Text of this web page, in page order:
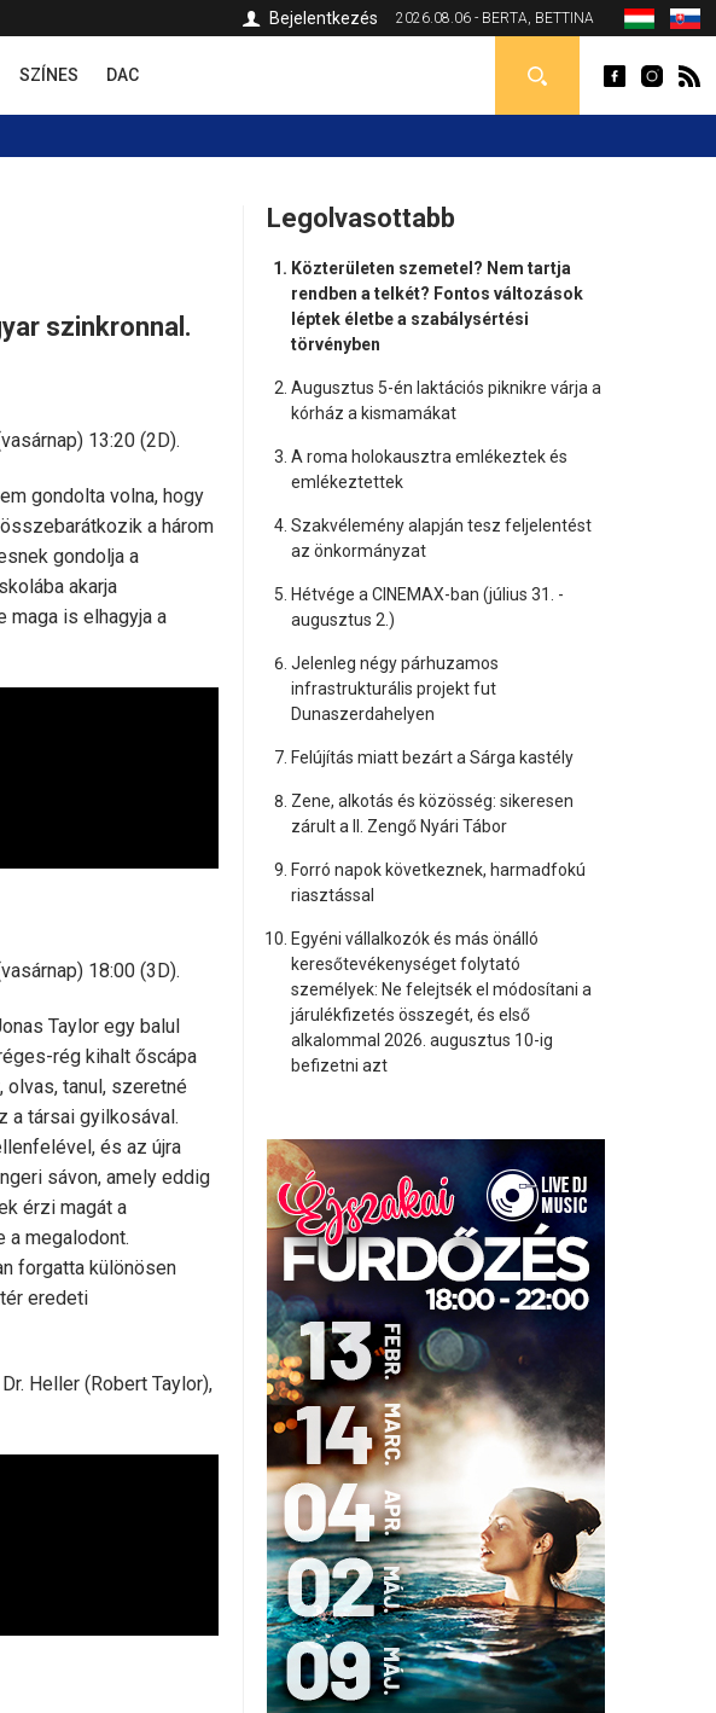
2026.08.06 - BERTA, BETTINA
Bejelentkezés
SZÍNES DAC
szinkronnal.
13:20 (2D).
gondolta volna, hogy
a három
gondolja a
akarja
maga is elhagyja a
18:00 (3D).
Taylor egy balul
rég kihalt őscápa
tanul, szeretné
a társai gyilkosával.
és az újra
sávon, amely eddig
érzi magát a
a megalodont.
forgatta különösen
eredeti
Heller (Robert Taylor),
Legolvasottabb
Közterületen szemetel? Nem tartja
rendben a telkét? Fontos változások
léptek életbe a szabálysértési
törvényben
Augusztus 5-én laktációs piknikre várja a
kórház a kismamákat
A roma holokausztra emlékeztek és
emlékeztettek
Szakvélemény alapján tesz feljelentést
az önkormányzat
Hétvége a CINEMAX-ban (július 31. -
augusztus 2.)
Jelenleg négy párhuzamos
infrastrukturális projekt fut
Dunaszerdahelyen
Felújítás miatt bezárt a Sárga kastély
Zene, alkotás és közösség: sikeresen
zárult a II. Zengő Nyári Tábor
Forró napok következnek, harmadfokú
riasztással
Egyéni vállalkozók és más önálló
keresőtevékenységet folytató
személyek: Ne felejtsék el módosítani a
járulékfizetés összegét, és első
alkalommal 2026. augusztus 10-ig
befizetni azt